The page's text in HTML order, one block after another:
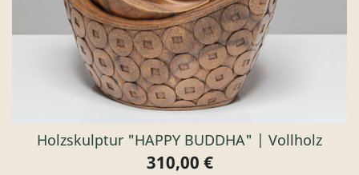
Holzskulptur "HAPPY BUDDHA" | Vollholz
Preis
310,00 €